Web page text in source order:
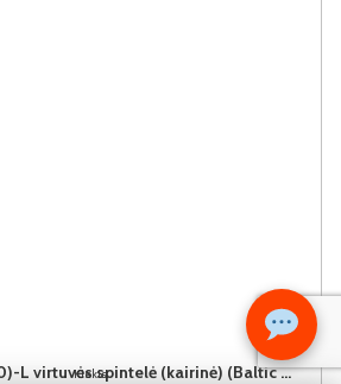
Kiekis: SORENTO G60(100)-L virtuvės spintelė (kairinė) (Baltic Storm/Beige)